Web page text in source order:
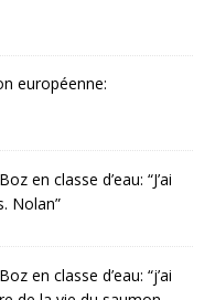
européenne:
en classe d’eau: “J’ai
Nolan”
en classe d’eau: “j’ai